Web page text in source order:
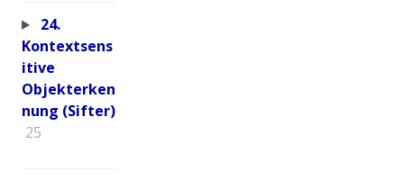
24.
Kontextsens
itive
Objekterken
nung (Sifter)
25